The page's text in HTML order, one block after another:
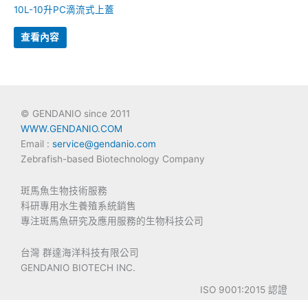
10L-10升PC滴流式上蓋
查看內容
© GENDANIO since 2011
WWW.GENDANIO.COM
Email : service@gendanio.com
Zebrafish-based Biotechnology Company
斑馬魚生物技術服務
科研專用水生養殖系統銷售
專注斑馬魚研究及應用服務的生物科技公司
台灣 群達海洋科技有限公司
GENDANIO BIOTECH INC.
ISO 9001:2015 認證